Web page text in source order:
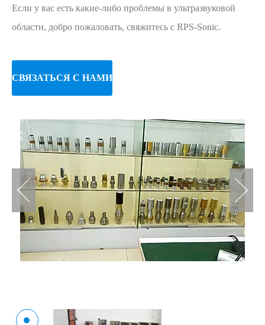
Если у вас есть какие-либо проблемы в ультразвуковой
области, добро пожаловать, свяжитесь с RPS-Sonic.
СВЯЗАТЬСЯ С НАМИ